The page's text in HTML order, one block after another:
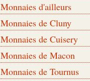
Monnaies d'ailleurs
Monnaies de Cluny
Monnaies de Cuisery
Monnaies de Macon
Monnaies de Tournus